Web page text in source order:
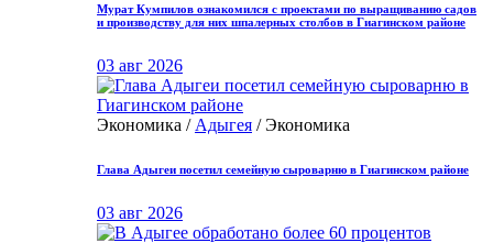
Мурат Кумпилов ознакомился с проектами по выращиванию садов
и производству для них шпалерных столбов в Гиагинском районе
03 авг 2026
Экономика / Адыгея / Экономика
Глава Адыгеи посетил семейную сыроварню в Гиагинском районе
03 авг 2026